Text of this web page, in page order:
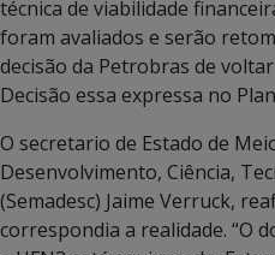
técnica de viabilidade
foram avaliados e serão
decisão da Petrobras de
Decisão essa expressa no
O secretario de Estado de
Desenvolvimento, Ciência,
(Semadesc) Jaime Verruck,
correspondia a realidade. “O